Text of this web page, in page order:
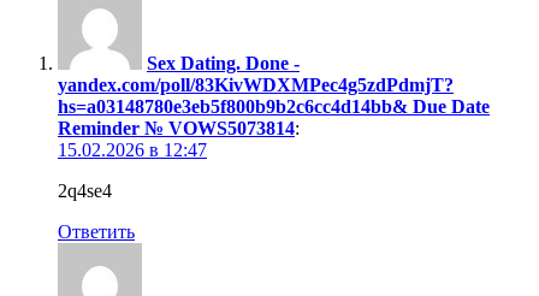
Sex Dating. Done -
yandex.com/poll/83KivWDXMPec4g5zdPdmjT?
hs=a03148780e3eb5f800b9b2c6cc4d14bb& Due Date
Reminder № VOWS5073814:
15.02.2026 в 12:47
2q4se4
Ответить